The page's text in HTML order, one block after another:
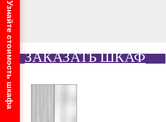
ЗАКАЗАТЬ ШКАФ
Узнайте стоимость шкафа